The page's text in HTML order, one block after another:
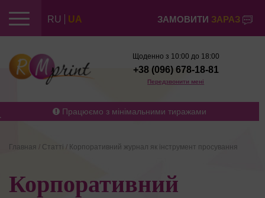
RU UA ЗАМОВИТИ ЗАРАЗ
Щоденно з 10:00 до 18:00
+38 (096) 678-18-81
Передзвонити мені
Працюємо з мінімальними тиражами
Главная / Статті / Корпоративний журнал як інструмент просування
Корпоративний